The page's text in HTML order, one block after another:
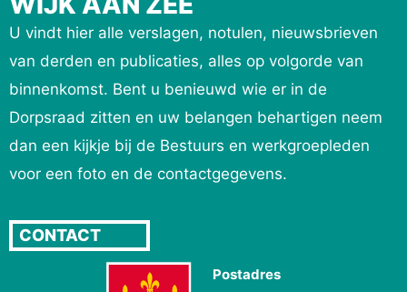
U vindt hier alle verslagen, notulen, nieuwsbrieven
van derden en publicaties, alles op volgorde van
binnenkomst. Bent u benieuwd wie er in de
Dorpsraad zitten en uw belangen behartigen neem
dan een kijkje bij de Bestuurs en werkgroepleden
voor een foto en de contactgegevens.
CONTACT
Postadres